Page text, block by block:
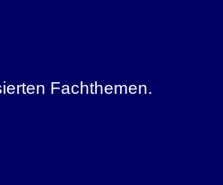
Fachthemen.